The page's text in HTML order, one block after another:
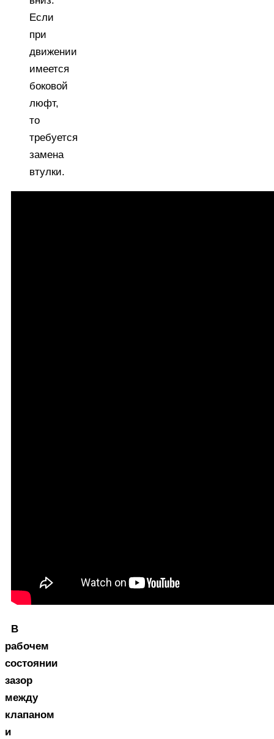
Если
при
движении
имеется
боковой
люфт,
то
требуется
замена
втулки.
В
рабочем
состоянии
зазор
между
клапаном
и